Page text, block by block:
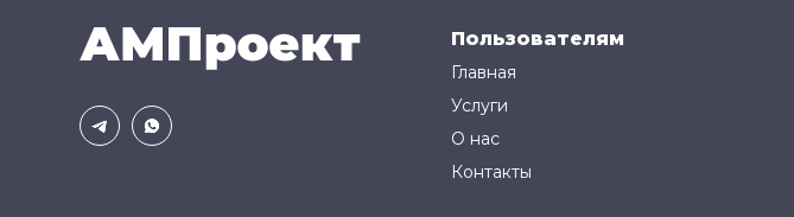
Пользователям
Главная
Услуги
О нас
Контакты